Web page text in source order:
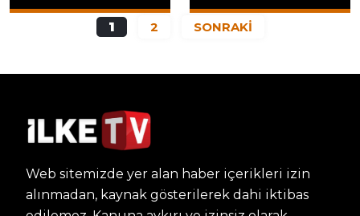
1 2 SONRAKİ
Web sitemizde yer alan haber içerikleri izin
alınmadan, kaynak gösterilerek dahi iktibas